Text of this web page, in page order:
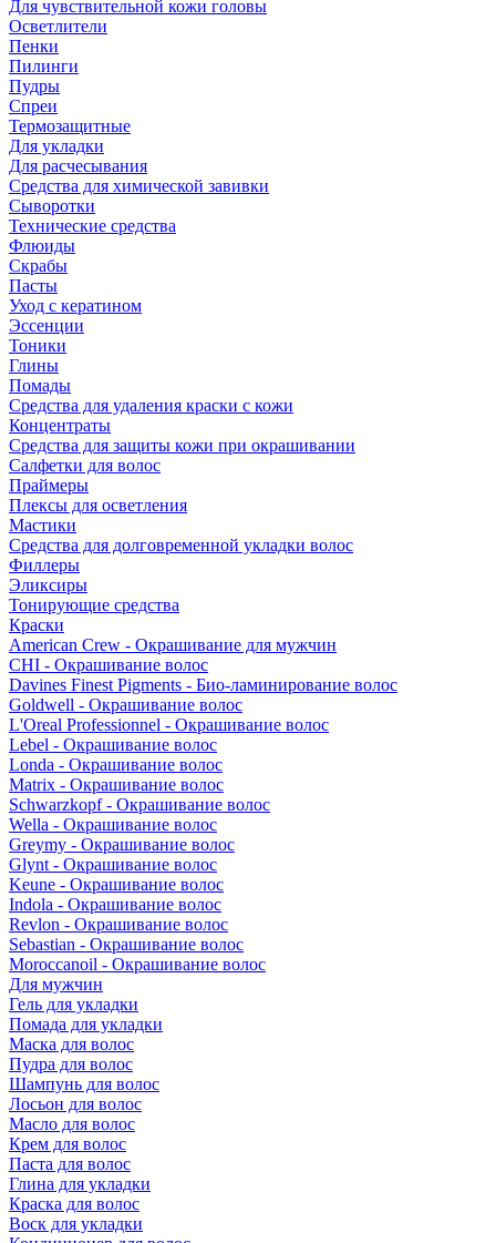
Для чувствительной кожи головы
Осветлители
Пенки
Пилинги
Пудры
Спреи
Термозащитные
Для укладки
Для расчесывания
Средства для химической завивки
Сыворотки
Технические средства
Флюиды
Скрабы
Пасты
Уход с кератином
Эссенции
Тоники
Глины
Помады
Средства для удаления краски с кожи
Концентраты
Средства для защиты кожи при окрашивании
Салфетки для волос
Праймеры
Плексы для осветления
Мастики
Средства для долговременной укладки волос
Филлеры
Эликсиры
Тонирующие средства
Краски
American Crew - Окрашивание для мужчин
CHI - Окрашивание волос
Davines Finest Pigments - Био-ламинирование волос
Goldwell - Окрашивание волос
L'Oreal Professionnel - Окрашивание волос
Lebel - Окрашивание волос
Londa - Окрашивание волос
Matrix - Окрашивание волос
Schwarzkopf - Окрашивание волос
Wella - Окрашивание волос
Greymy - Окрашивание волос
Glynt - Окрашивание волос
Keune - Окрашивание волос
Indola - Окрашивание волос
Revlon - Окрашивание волос
Sebastian - Окрашивание волос
Moroccanoil - Окрашивание волос
Для мужчин
Гель для укладки
Помада для укладки
Маска для волос
Пудра для волос
Шампунь для волос
Лосьон для волос
Масло для волос
Крем для волос
Паста для волос
Глина для укладки
Краска для волос
Воск для укладки